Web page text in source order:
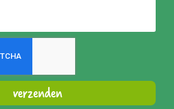
verzenden